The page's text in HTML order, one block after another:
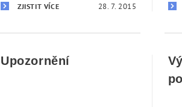
ZJISTIT VÍCE 28. 7. 2015
Upozornění